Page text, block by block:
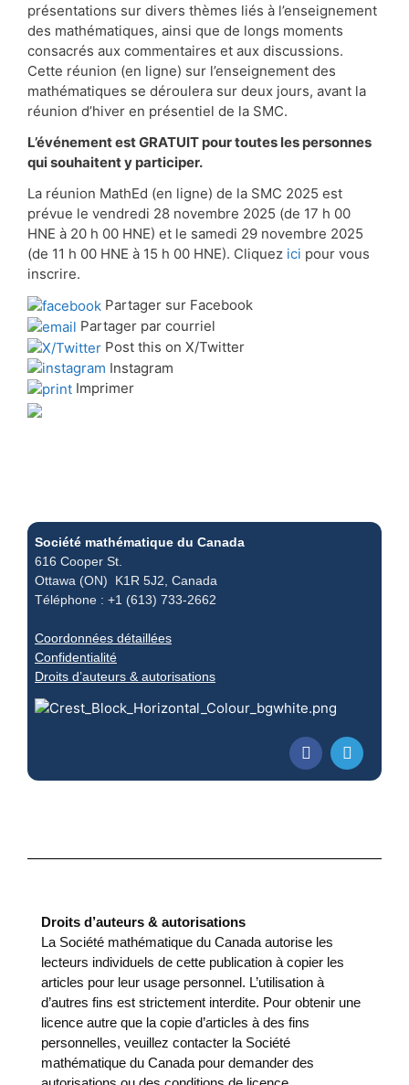
présentations sur divers thèmes liés à l’enseignement
des mathématiques, ainsi que de longs moments
consacrés aux commentaires et aux discussions.
Cette réunion (en ligne) sur l’enseignement des
mathématiques se déroulera sur deux jours, avant la
réunion d’hiver en présentiel de la SMC.
L’événement est GRATUIT pour toutes les personnes
qui souhaitent y participer.
La réunion MathEd (en ligne) de la SMC 2025 est
prévue le vendredi 28 novembre 2025 (de 17 h 00
HNE à 20 h 00 HNE) et le samedi 29 novembre 2025
(de 11 h 00 HNE à 15 h 00 HNE). Cliquez ici pour vous
inscrire.
Partager sur Facebook
Partager par courriel
Post this on X/Twitter
Instagram
Imprimer
Société mathématique du Canada
616 Cooper St.
Ottawa (ON) K1R 5J2, Canada
Téléphone : +1 (613) 733-2662
Coordonnées détaillées
Confidentialité
Droits d’auteurs & autorisations
Droits d’auteurs & autorisations
La Société mathématique du Canada autorise les
lecteurs individuels de cette publication à copier les
articles pour leur usage personnel. L’utilisation à
d’autres fins est strictement interdite. Pour obtenir une
licence autre que la copie d’articles à des fins
personnelles, veuillez contacter la Société
mathématique du Canada pour demander des